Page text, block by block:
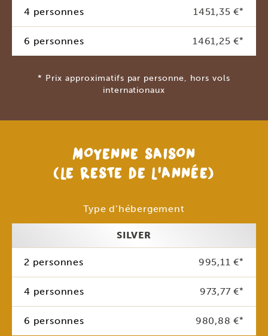
4 personnes 1451,35 €*
6 personnes 1461,25 €*
* Prix approximatifs par personne, hors vols
internationaux
MOYENNE SAISON
(LE RESTE DE L’ANNÉE)
Type d’hébergement
SILVER
2 personnes 995,11 €*
4 personnes 973,77 €*
6 personnes 980,88 €*